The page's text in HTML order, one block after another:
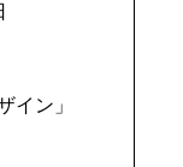
イン」